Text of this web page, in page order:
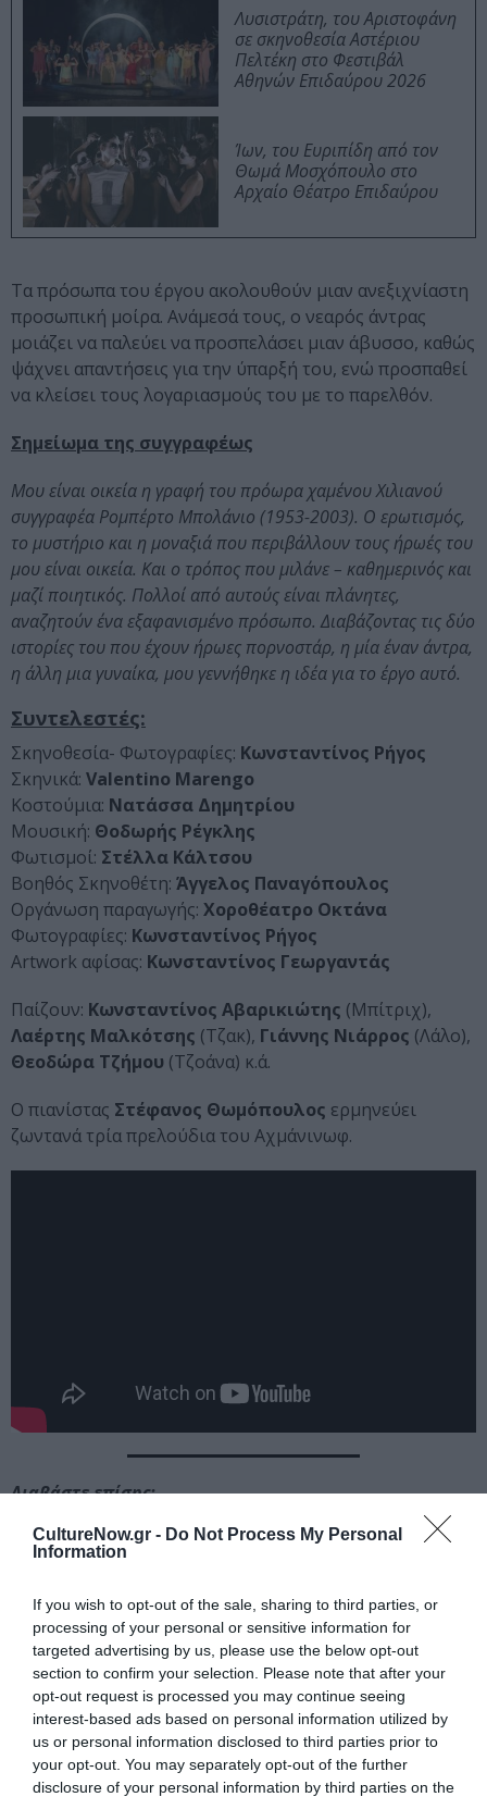
CultureNow.gr - Do Not Process My Personal
Information
If you wish to opt-out of the sale, sharing to third parties, or
processing of your personal or sensitive information for
targeted advertising by us, please use the below opt-out
section to confirm your selection. Please note that after your
opt-out request is processed you may continue seeing
interest-based ads based on personal information utilized by
us or personal information disclosed to third parties prior to
your opt-out. You may separately opt-out of the further
disclosure of your personal information by third parties on the
Λυσιστράτη, του Αριστοφάνη
σε σκηνοθεσία Αστέριου
Πελτέκη στο Φεστιβάλ
Αθηνών Επιδαύρου 2026
Ίων, του Ευριπίδη από τον
Θωμά Μοσχόπουλο στο
Αρχαίο Θέατρο Επιδαύρου
Τα πρόσωπα του έργου ακολουθούν μιαν ανεξιχνίαστη
προσωπική μοίρα. Ανάμεσά τους, ο νεαρός άντρας
μοιάζει να παλεύει να προσπελάσει μιαν άβυσσο, καθώς
ψάχνει απαντήσεις για την ύπαρξή του, ενώ προσπαθεί
να κλείσει τους λογαριασμούς του με το παρελθόν.
Σημείωμα της συγγραφέως
Μου είναι οικεία η γραφή του πρόωρα χαμένου Χιλιανού
συγγραφέα Ρομπέρτο Μπολάνιο (1953-2003). Ο ερωτισμός,
το μυστήριο και η μοναξιά που περιβάλλουν τους ήρωές του
μου είναι οικεία. Και ο τρόπος που μιλάνε – καθημερινός και
μαζί ποιητικός. Πολλοί από αυτούς είναι πλάνητες,
αναζητούν ένα εξαφανισμένο πρόσωπο. Διαβάζοντας τις δύο
ιστορίες του που έχουν ήρωες πορνοστάρ, η μία έναν άντρα,
η άλλη μια γυναίκα, μου γεννήθηκε η ιδέα για το έργο αυτό.
Συντελεστές:
Σκηνοθεσία- Φωτογραφίες: Κωνσταντίνος Ρήγος
Σκηνικά: Valentino Marengo
Κοστούμια: Νατάσσα Δημητρίου
Μουσική: Θοδωρής Ρέγκλης
Φωτισμοί: Στέλλα Κάλτσου
Βοηθός Σκηνοθέτη: Άγγελος Παναγόπουλος
Οργάνωση παραγωγής: Χοροθέατρο Οκτάνα
Φωτογραφίες: Κωνσταντίνος Ρήγος
Artwork αφίσας: Κωνσταντίνος Γεωργαντάς
Παίζουν: Κωνσταντίνος Αβαρικιώτης (Μπίτριχ),
Λαέρτης Μαλκότσης (Τζακ), Γιάννης Νιάρρος (Λάλο),
Θεοδώρα Τζήμου (Τζοάνα) κ.ά.
Ο πιανίστας Στέφανος Θωμόπουλος ερμηνεύει
ζωντανά τρία πρελούδια του Αχμάνινωφ.
Διαβάστε επίσης:
4o Φεστιβάλ Δάσους: Τι θα δούμε τον Αύγουστο και τον
Σεπτέμβριο
Ταυτότητα Εκδήλωσης
Ημερομηνία:
20/09/2018 21/09/2018 22/09/2018
Τοποθεσία: